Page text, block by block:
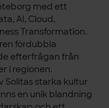
med ett
AI, Cloud,
Transformation.
fördubbla
efterfrågan från
i regionen.
Solitas starka kultur
en unik blandning